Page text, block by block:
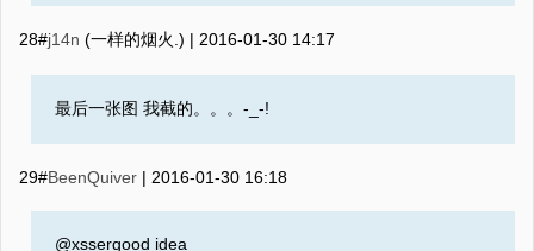
28#j14n (一样的烟火.) | 2016-01-30 14:17
最后一张图 我截的。。。-_-!
29#BeenQuiver | 2016-01-30 16:18
@xssergood idea